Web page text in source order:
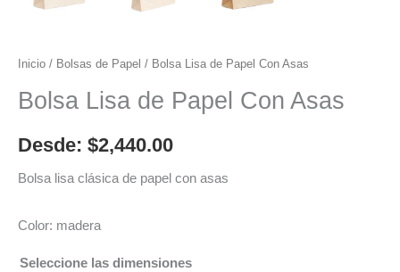
Inicio / Bolsas de Papel / Bolsa Lisa de Papel Con Asas
Bolsa Lisa de Papel Con Asas
Desde: $2,440.00
Bolsa lisa clásica de papel con asas
Color: madera
Seleccione las dimensiones